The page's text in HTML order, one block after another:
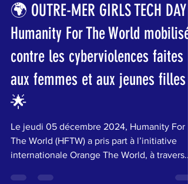
Humanity For The World
10 déc. 2024
2 min de lecture
🌍 OUTRE-MER GIRLS TECH DAY |
Humanity For The World mobilisée
contre les cyberviolences faites
aux femmes et aux jeunes filles
🌟
Le jeudi 05 décembre 2024, Humanity For
The World (HFTW) a pris part à l’initiative